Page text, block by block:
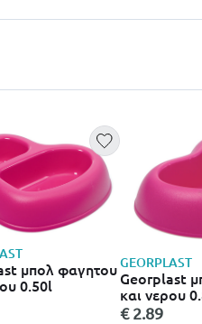
μπολ φαγητου
0.50l
GEORPLAST
Georplast
και νερου
€ 2.89